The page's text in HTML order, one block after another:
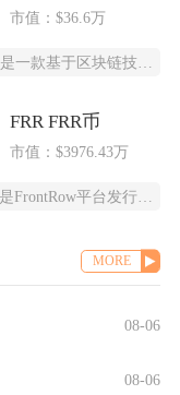
市值：$36.6万
FRR FRR币
市值：$3976.43万
FRR币是FrontRow平台发行的实用型代币，全称为Frontrow币，基于以太坊区块链
MORE
08-06
08-06